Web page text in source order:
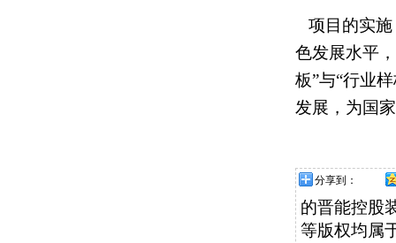
项目的实施
色发展水平
板”与“行业
发展，为国
分享到：
的晋能控股
等版权均属